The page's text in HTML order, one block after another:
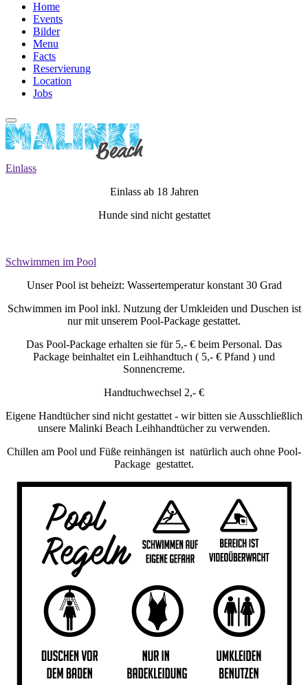
Home
Events
Bilder
Menu
Facts
Reservierung
Location
Jobs
Einlass
Einlass ab 18 Jahren
Hunde sind nicht gestattet
Schwimmen im Pool
Unser Pool ist beheizt: Wassertemperatur konstant 30 Grad
Schwimmen im Pool inkl. Nutzung der Umkleiden und Duschen ist
nur mit unserem Pool-Package gestattet.
Das Pool-Package erhalten sie für 5,- € beim Personal. Das
Package beinhaltet ein Leihhandtuch ( 5,- € Pfand ) und
Sonnencreme.
Handtuchwechsel 2,- €
Eigene Handtücher sind nicht gestattet - wir bitten sie Ausschließlich
unsere Malinki Beach Leihhandtücher zu verwenden.
Chillen am Pool und Füße reinhängen ist natürlich auch ohne Pool-
Package gestattet.